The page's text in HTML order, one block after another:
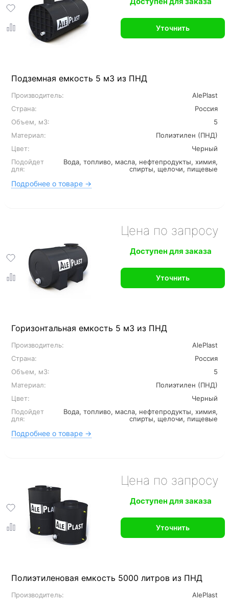
Подземная емкость 5 м3 из ПНД
Производитель:
AlePlast
Страна:
Россия
Объем, м3:
5
Материал:
Полиэтилен (ПНД)
Цвет:
Черный
Подойдет
для:
Вода, топливо, масла, нефтепродукты, химия,
спирты, щелочи, пищевые
Подробнее о товаре →
Уточнить
Горизонтальная емкость 5 м3 из ПНД
Производитель:
AlePlast
Страна:
Россия
Объем, м3:
5
Материал:
Полиэтилен (ПНД)
Цвет:
Черный
Подойдет
для:
Вода, топливо, масла, нефтепродукты, химия,
спирты, щелочи, пищевые
Подробнее о товаре →
Цена по запросу
Доступен для заказа
Уточнить
Полиэтиленовая емкость 5000 литров из ПНД
Производитель:
AlePlast
Цена по запросу
Доступен для заказа
Уточнить